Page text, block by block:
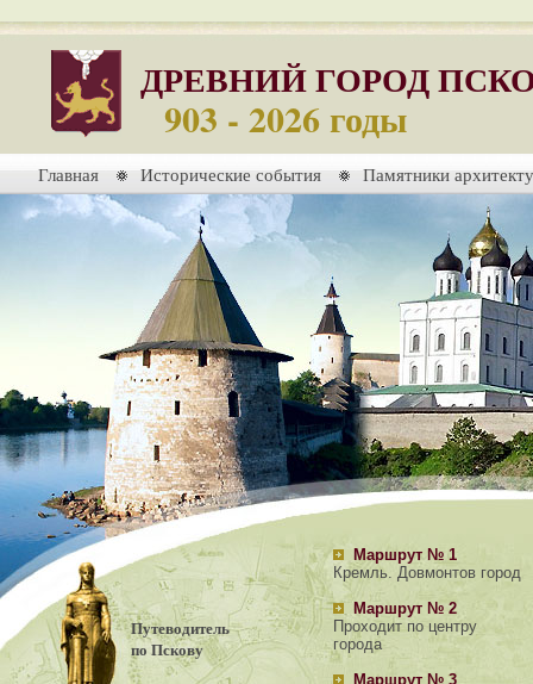
ДРЕВНИЙ ГОРОД
903 - 2026 годы
Главная Исторические события Памятники
Путеводитель
по Пскову
Маршрут № 1
Кремль. Довмонтов город
Маршрут № 2
Проходит по центру
города
Маршрут № 3